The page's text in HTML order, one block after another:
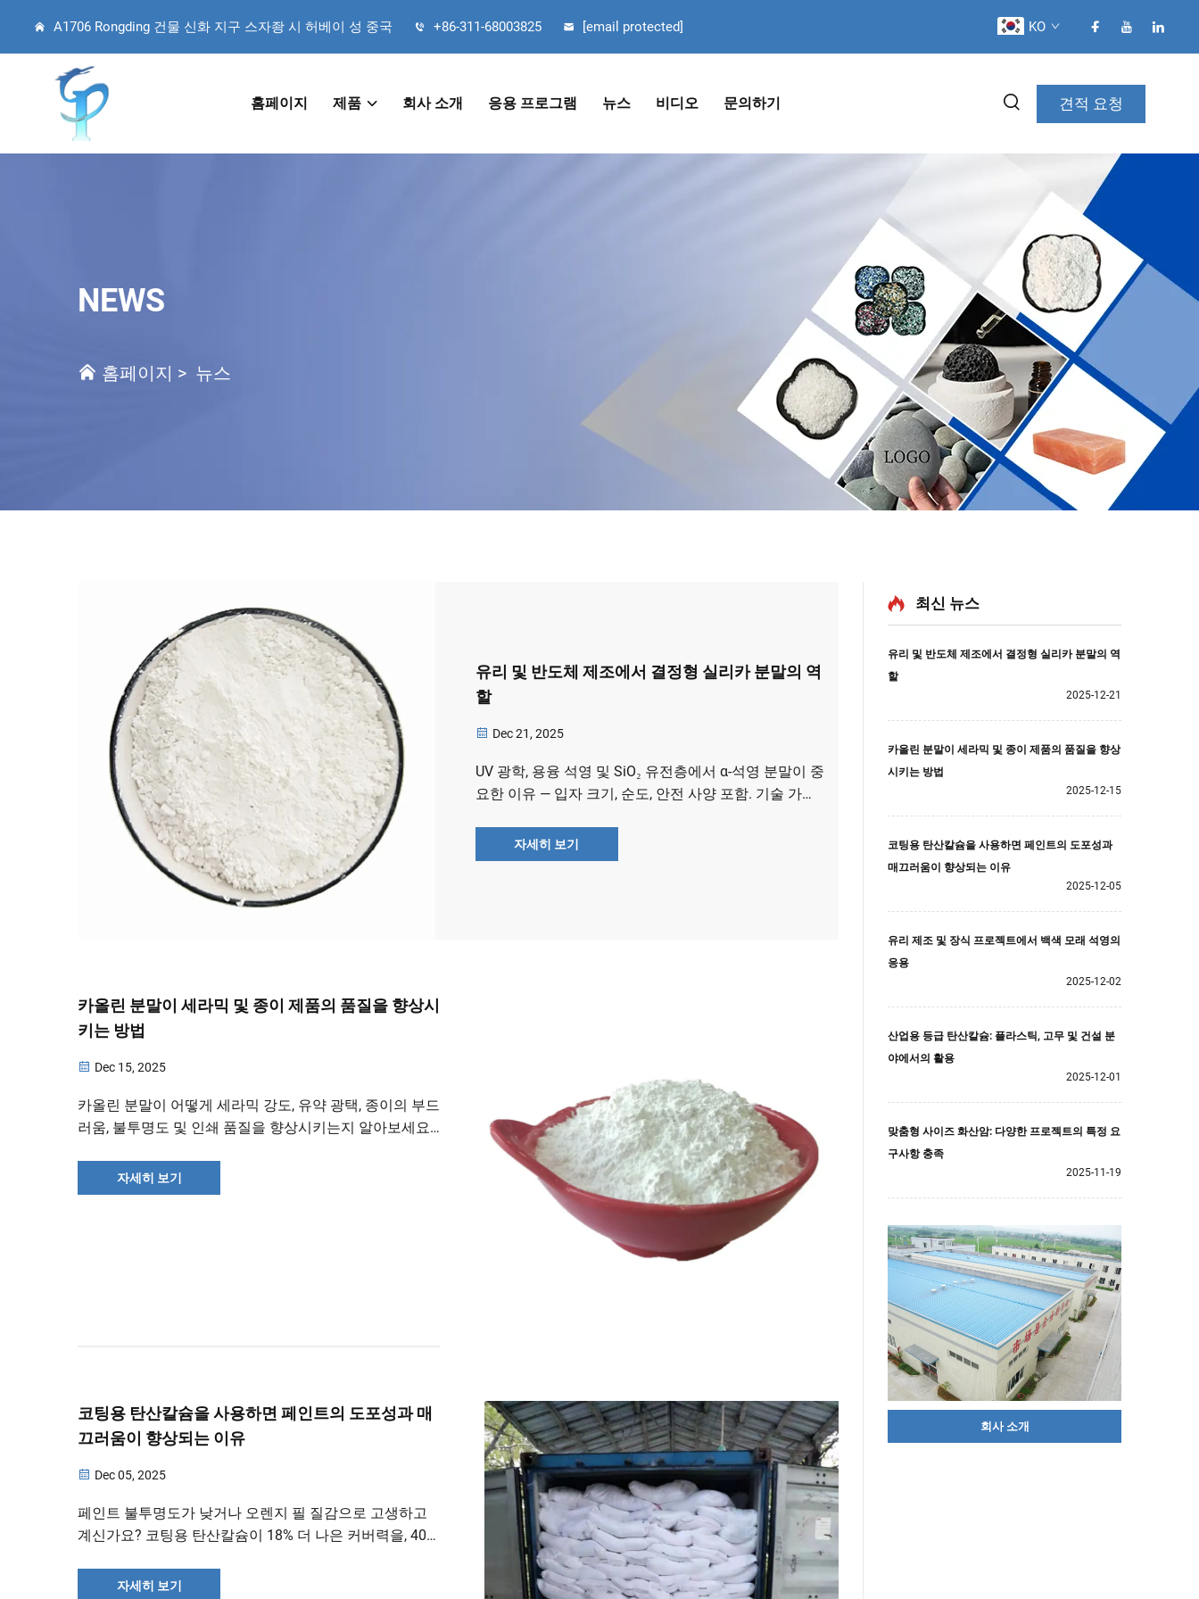
A1706 Rongding 건물 신화 지구 스자좡 시 허베이 성 중국 +86-311-68003825 [email protected] KO
홈페이지 제품 회사 소개 응용 프로그램 뉴스 비디오 문의하기 견적 요청
NEWS
홈페이지 > 뉴스
유리 및 반도체 제조에서 결정형 실리카 분말의 역
할
Dec 21, 2025
UV 광학, 용융 석영 및 SiO₂ 유전층에서 α-석영 분말이 중
요한 이유 — 입자 크기, 순도, 안전 사양 포함. 기술 가이
자세히 보기
카올린 분말이 세라믹 및 종이 제품의 품질을 향상시
키는 방법
Dec 15, 2025
카올린 분말이 어떻게 세라믹 강도, 유약 광택, 종이의 부드
러움, 불투명도 및 인쇄 품질을 향상시키는지 알아보세요.
찰력을 지금 바로 확인하세요.
자세히 보기
코팅용 탄산칼슘을 사용하면 페인트의 도포성과 매
끄러움이 향상되는 이유
Dec 05, 2025
페인트 불투명도가 낮거나 오렌지 필 질감으로 고생하고
계신가요? 코팅용 탄산칼슘이 18% 더 나은 커버력을, 40%
합니다. 그 방법을 확인해 보세요.
자세히 보기
최신 뉴스
유리 및 반도체 제조에서 결정형 실리카 분말의 역
할
2025-12-21
카올린 분말이 세라믹 및 종이 제품의 품질을 향상
시키는 방법
2025-12-15
코팅용 탄산칼슘을 사용하면 페인트의 도포성과
매끄러움이 향상되는 이유
2025-12-05
유리 제조 및 장식 프로젝트에서 백색 모래 석영의
응용
2025-12-02
산업용 등급 탄산칼슘: 플라스틱, 고무 및 건설 분
야에서의 활용
2025-12-01
맞춤형 사이즈 화산암: 다양한 프로젝트의 특정 요
구사항 충족
2025-11-19
회사 소개